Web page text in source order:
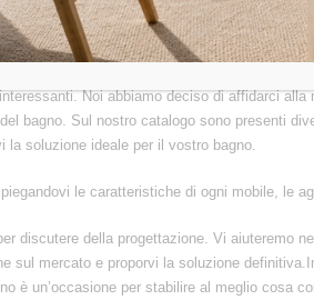
come
Noi abbiamo deciso di affidarci
bagno. Sul nostro catalogo sono presenti
soluzione ideale per il vostro bagno.
le caratteristiche di ogni mobile, le
discutere della progettazione. Vi aiuteremo
sul mercato e proporvi la soluzione
è un’occasione per stabilire al meglio cosa